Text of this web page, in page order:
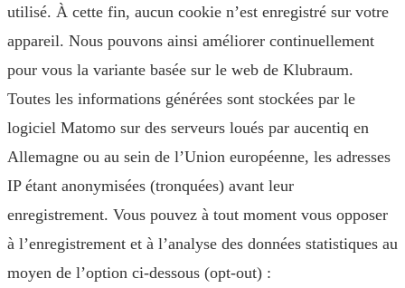
utilisé. À cette fin, aucun cookie n’est enregistré sur votre
appareil. Nous pouvons ainsi améliorer continuellement
pour vous la variante basée sur le web de Klubraum.
Toutes les informations générées sont stockées par le
logiciel Matomo sur des serveurs loués par aucentiq en
Allemagne ou au sein de l’Union européenne, les adresses
IP étant anonymisées (tronquées) avant leur
enregistrement. Vous pouvez à tout moment vous opposer
à l’enregistrement et à l’analyse des données statistiques au
moyen de l’option ci-dessous (opt-out) :